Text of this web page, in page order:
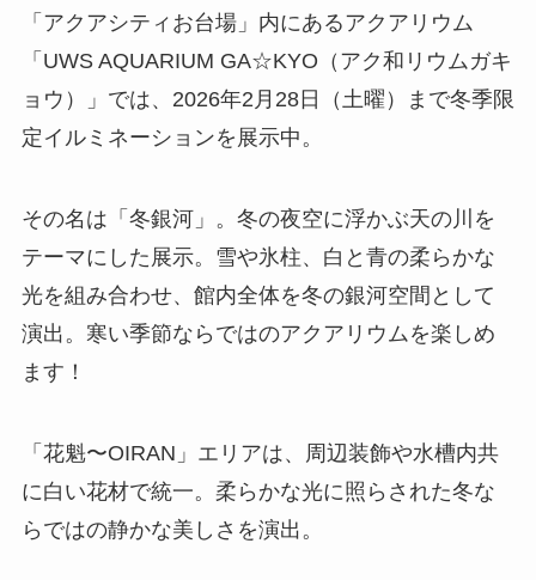
「アクアシティお台場」内にあるアクアリウム
「UWS AQUARIUM GA☆KYO（アク和リウムガキ
ョウ）」では、2026年2月28日（土曜）まで冬季限
定イルミネーションを展示中。
その名は「冬銀河」。冬の夜空に浮かぶ天の川を
テーマにした展示。雪や氷柱、白と青の柔らかな
光を組み合わせ、館内全体を冬の銀河空間として
演出。寒い季節ならではのアクアリウムを楽しめ
ます！
「花魁〜OIRAN」エリアは、周辺装飾や水槽内共
に白い花材で統一。柔らかな光に照らされた冬な
らではの静かな美しさを演出。